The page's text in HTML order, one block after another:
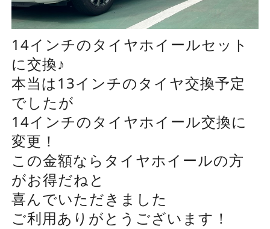
14インチのタイヤホイールセット
に交換♪
本当は13インチのタイヤ交換予定
でしたが
14インチのタイヤホイール交換に
変更！
この金額ならタイヤホイールの方
がお得だねと
喜んでいただきました
ご利用ありがとうございます！